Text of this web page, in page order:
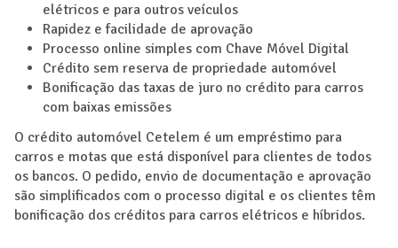
elétricos e para outros veículos
Rapidez e facilidade de aprovação
Processo online simples com Chave Móvel Digital
Crédito sem reserva de propriedade automóvel
Bonificação das taxas de juro no crédito para carros
com baixas emissões
O crédito automóvel Cetelem é um empréstimo para
carros e motas que está disponível para clientes de todos
os bancos. O pedido, envio de documentação e aprovação
são simplificados com o processo digital e os clientes têm
bonificação dos créditos para carros elétricos e híbridos.